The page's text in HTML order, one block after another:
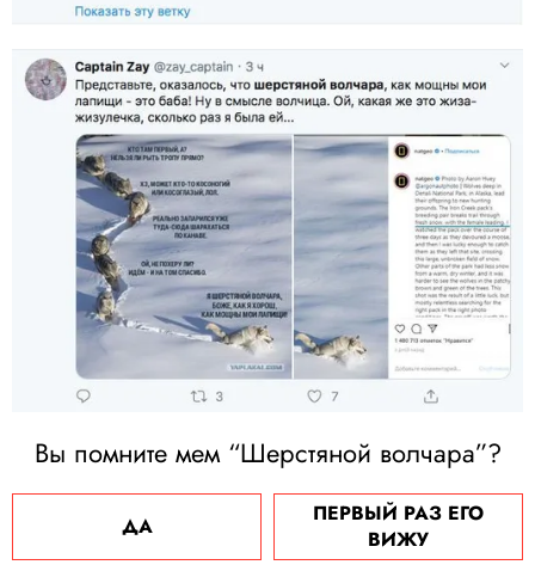
Вы помните мем “Шерстяной волчара”?
ДА
ПЕРВЫЙ РАЗ ЕГО
ВИЖУ